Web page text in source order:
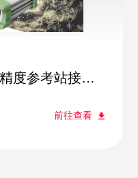
度参考站接收
前往查看